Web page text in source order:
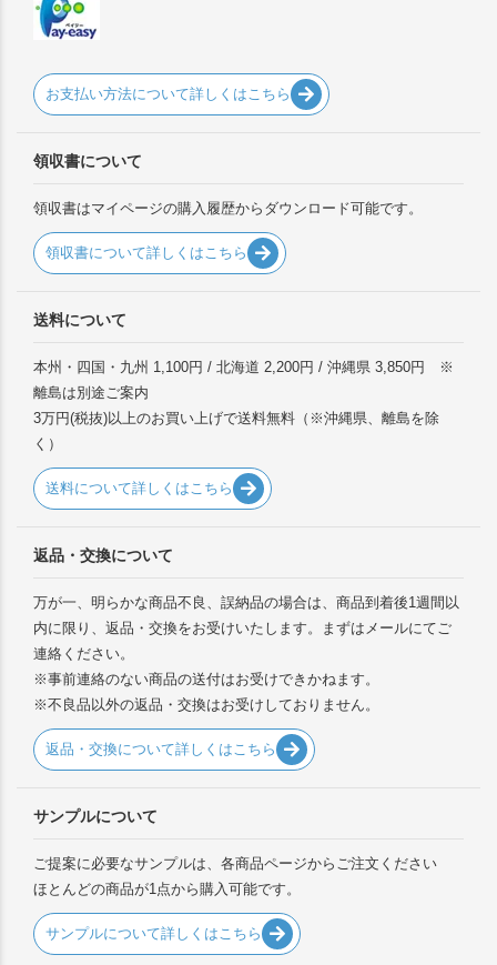
お支払い方法について詳しくはこちら
領収書について
領収書はマイページの購入履歴からダウンロード可能です。
領収書について詳しくはこちら
送料について
本州・四国・九州 1,100円 / 北海道 2,200円 / 沖縄県 3,850円 ※
離島は別途ご案内
3万円(税抜)以上のお買い上げで送料無料（※沖縄県、離島を除
く）
送料について詳しくはこちら
返品・交換について
万が一、明らかな商品不良、誤納品の場合は、商品到着後1週間以
内に限り、返品・交換をお受けいたします。まずはメールにてご
連絡ください。
※事前連絡のない商品の送付はお受けできかねます。
※不良品以外の返品・交換はお受けしておりません。
返品・交換について詳しくはこちら
サンプルについて
ご提案に必要なサンプルは、各商品ページからご注文ください
ほとんどの商品が1点から購入可能です。
サンプルについて詳しくはこちら